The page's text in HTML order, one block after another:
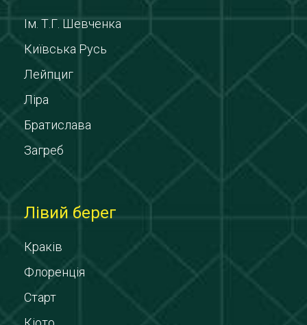
Ім. Т.Г. Шевченка
Київська Русь
Лейпциг
Ліра
Братислава
Загреб
Лівий берег
Краків
Флоренція
Старт